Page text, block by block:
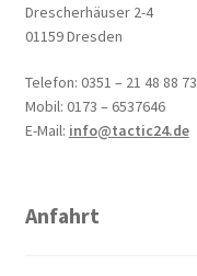
Drescherhäuser 2-4
01159 Dresden
Telefon: 0351 – 21 48 88 73
Mobil: 0173 – 6537646
E-Mail: info@tactic24.de
Anfahrt